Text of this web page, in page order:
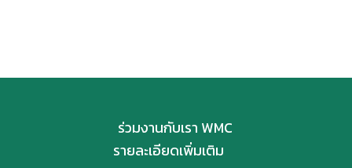
ร่วมงานกับเรา WMC
รายละเอียดเพิ่มเติม